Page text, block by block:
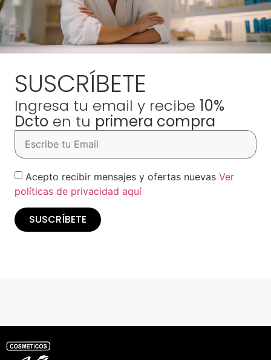
SUSCRÍBETE
Ingresa tu email y recibe 10%
Dcto en tu primera compra
Acepto recibir mensajes y ofertas nuevas Ver
políticas de privacidad aquí
SUSCRÍBETE